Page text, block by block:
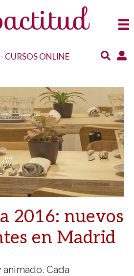
- CURSOS ONLINE
2016: nuevos
en Madrid
Cada